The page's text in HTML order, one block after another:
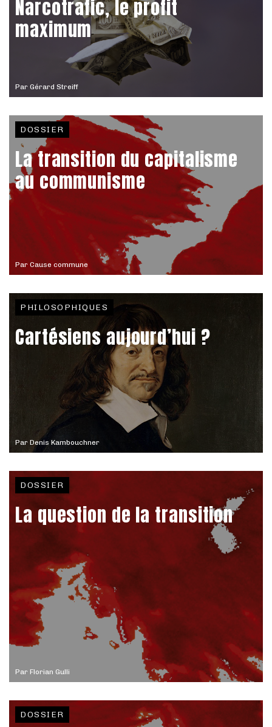
Par Gérard Streiff
Narcotrafic, le profit
maximum
Par Cause commune
DOSSIER
La transition du capitalisme
au communisme
Par Denis Kambouchner
PHILOSOPHIQUES
Cartésiens aujourd’hui ?
Par Florian Gulli
DOSSIER
La question de la transition
DOSSIER